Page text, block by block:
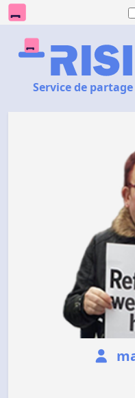
Service de